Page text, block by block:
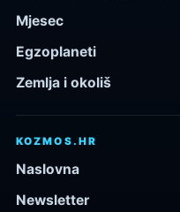
Mjesec
Egzoplaneti
Zemlja i okoliš
KOZMOS.HR
Naslovna
Newsletter